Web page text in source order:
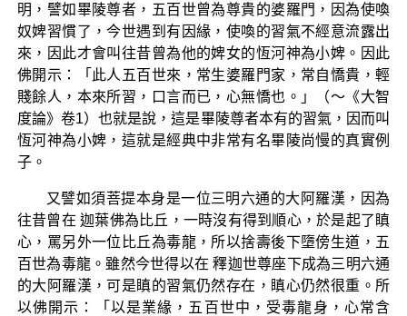
明，譬如畢陵尊者，五百世曾為尊貴的婆羅門，因為使喚
奴婢習慣了，今世遇到有因緣，使喚的習氣不經意流露出
來，因此才會叫往昔曾為他的婢女的恆河神為小婢。因此
佛開示：「此人五百世來，常生婆羅門家，常自憍貴，輕
賤餘人，本來所習，口言而已，心無憍也。」（～《大智
度論》卷1）也就是說，這是畢陵尊者本有的習氣，因而叫
恆河神為小婢，這就是經典中非常有名畢陵尚慢的真實例
子。
又譬如須菩提本身是一位三明六通的大阿羅漢，因為
往昔曾在 迦葉佛為比丘，一時沒有得到順心，於是起了瞋
心，罵另外一位比丘為毒龍，所以捨壽後下墮傍生道，五
百世為毒龍。雖然今世得以在 釋迦世尊座下成為三明六通
的大阿羅漢，可是瞋的習氣仍然存在，瞋心仍然很重。所
以佛開示：「以是業緣，五百世中，受毒龍身，心常含